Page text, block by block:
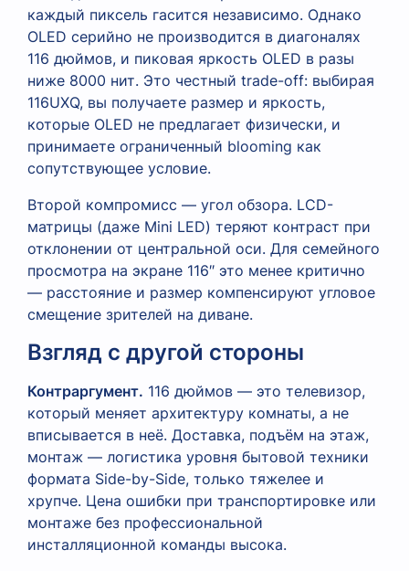
каждый пиксель гасится независимо. Однако
OLED серийно не производится в диагоналях
116 дюймов, и пиковая яркость OLED в разы
ниже 8000 нит. Это честный trade-off: выбирая
116UXQ, вы получаете размер и яркость,
которые OLED не предлагает физически, и
принимаете ограниченный blooming как
сопутствующее условие.
Второй компромисс — угол обзора. LCD-
матрицы (даже Mini LED) теряют контраст при
отклонении от центральной оси. Для семейного
просмотра на экране 116″ это менее критично
— расстояние и размер компенсируют угловое
смещение зрителей на диване.
Взгляд с другой стороны
Контраргумент. 116 дюймов — это телевизор,
который меняет архитектуру комнаты, а не
вписывается в неё. Доставка, подъём на этаж,
монтаж — логистика уровня бытовой техники
формата Side-by-Side, только тяжелее и
хрупче. Цена ошибки при транспортировке или
монтаже без профессиональной
инсталляционной команды высока.